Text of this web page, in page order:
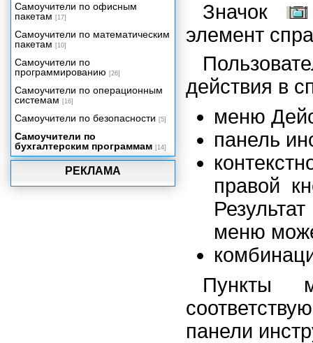
Значок
элемент
действия в
меню
панель
правой
меню
панели
РЕКЛАМА
Выплата заработной платы
Кадровые приказы
Регламенты
Отчеты
Затруднительные ситуации
Самоучители по офисным
пакетам [17]
Самоучители по математическим
пакетам [10]
Самоучители по
программированию [26]
Самоучители по операционным
системам [16]
Самоучители по безопасности [5]
Самоучители по
бухгалтерским программам [14]